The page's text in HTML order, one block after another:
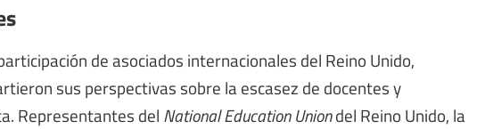
de asociados internacionales del Reino Unido,
sus perspectivas sobre la escasez de docentes y
Representantes del National Education Uniondel Reino Unido, la